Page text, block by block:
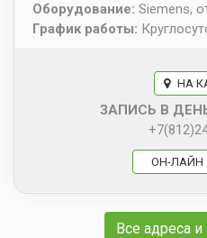
Оборудование: Siemens,
График работы:
НА
ЗАПИСЬ В
ОН-ЛАЙН
Все адреса